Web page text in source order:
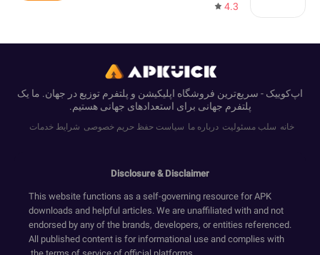
4.3
اپ‌کوییک - سریع‌ترین فروشگاه اپلیکیشن و پلتفرم توزیع در جهان. ما یک
پلتفرم جهانی برای استعدادهای جهانی هستیم.
خانه سلب مسئولیت درباره ما سیاست حفظ حریم خصوصی شرایط خدمات
Disclosure & Disclaimer
This website functions as a self-governing resource for APK
downloads and helpful articles. We are unaffiliated with and not
endorsed by any of the brands, developers, or entities referenced.
All published content is for informational use and complies with